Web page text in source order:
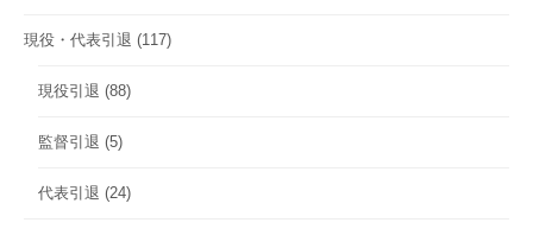
現役・代表引退 (117)
現役引退 (88)
監督引退 (5)
代表引退 (24)